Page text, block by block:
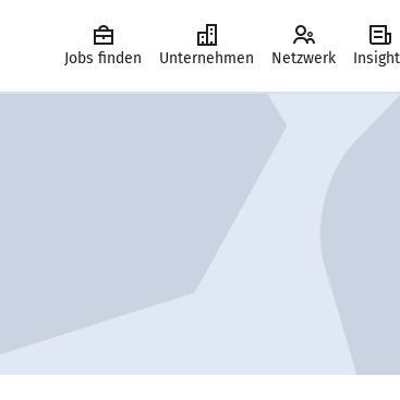
Jobs finden Unternehmen Netzwerk